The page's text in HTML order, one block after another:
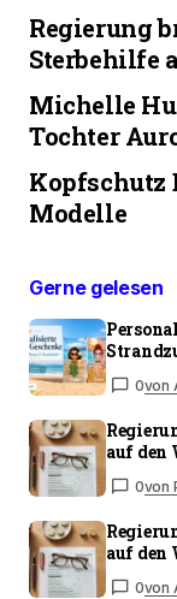
Regierung
Sterbehilfe
Michelle
Tochter
Kopfschutz
Modelle
Gerne gelesen
0von
auf den
0von
auf den
0von